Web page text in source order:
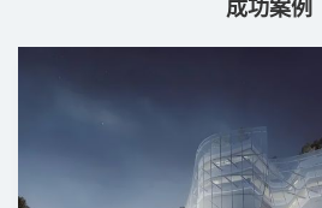
成功案例